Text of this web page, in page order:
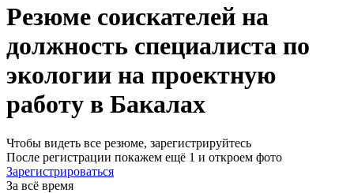
Резюме соискателей на
должность специалиста по
экологии на проектную
работу в Бакалах
Чтобы видеть все резюме, зарегистрируйтесь
После регистрации покажем ещё 1 и откроем фото
Зарегистрироваться
За всё время